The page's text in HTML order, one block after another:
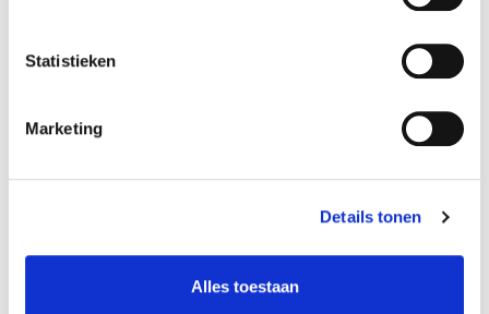
Statistieken
Marketing
Details tonen
Alles toestaan